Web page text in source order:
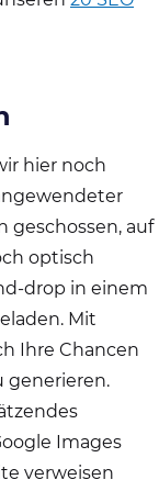
hier noch
geschossen, auf
optisch
drop in einem
Mit
Ihre Chancen
generieren.
Images
verweisen